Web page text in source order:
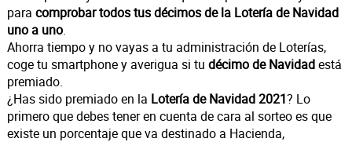
para comprobar todos tus décimos de la Lotería de Navidad
uno a uno.
Ahorra tiempo y no vayas a tu administración de Loterías,
coge tu smartphone y averigua si tu décimo de Navidadestá
premiado.
¿Has sido premiado en la Lotería de Navidad 2021? Lo
primero que debes tener en cuenta de cara al sorteo es que
existe un porcentaje que va destinado a Hacienda,